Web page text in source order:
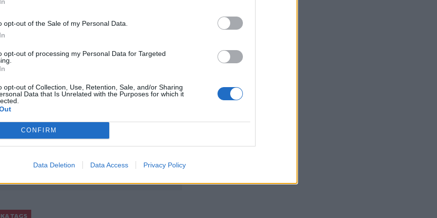
opt-out of the Sale of my Personal Data.
opt-out of processing my Personal Data for Targeted
opt-out of Collection, Use, Retention, Sale, and/or Sharing
Data that Is Unrelated with the Purposes for which it
CONFIRM
Data Deletion Data Access Privacy Policy
αξιοποιούν τα δεδομένα που έχουν
Google Newsκαι στοFacebook
μας στο
TAGS